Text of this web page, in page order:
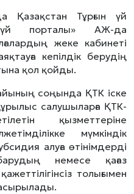
Қазақстан Тұрғын үй
үй порталы» АЖ-да
жеке кабинеті
кепілдік берудің
қол қойды.
соңында ҚТК іске
салушыларға ҚТК-
қызметтеріне
мүмкіндік
алуға өтінімдерді
немесе қағаз
толығымен